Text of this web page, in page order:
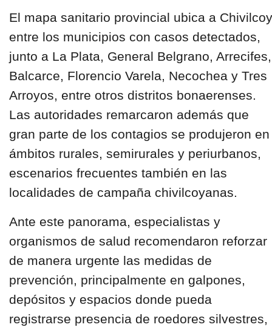
El mapa sanitario provincial ubica a Chivilcoy
entre los municipios con casos detectados,
junto a La Plata, General Belgrano, Arrecifes,
Balcarce, Florencio Varela, Necochea y Tres
Arroyos, entre otros distritos bonaerenses.
Las autoridades remarcaron además que
gran parte de los contagios se produjeron en
ámbitos rurales, semirurales y periurbanos,
escenarios frecuentes también en las
localidades de campaña chivilcoyanas.
Ante este panorama, especialistas y
organismos de salud recomendaron reforzar
de manera urgente las medidas de
prevención, principalmente en galpones,
depósitos y espacios donde pueda
registrarse presencia de roedores silvestres,